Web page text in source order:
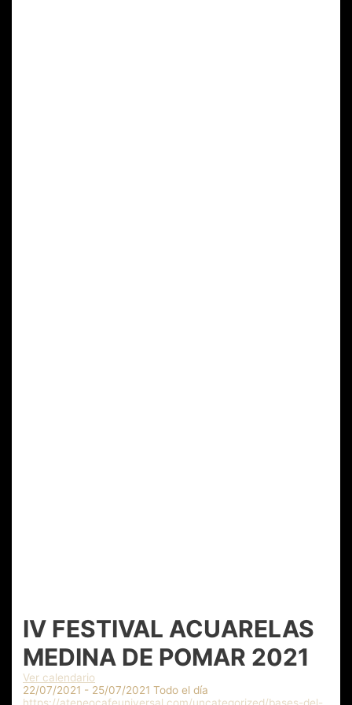
IV FESTIVAL ACUARELAS
MEDINA DE POMAR 2021
Ver calendario
22/07/2021 - 25/07/2021 Todo el día